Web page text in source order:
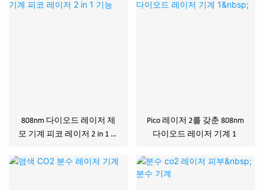
808nm 다이오드 레이저 제
모 기계 피코 레이저 2 in 1 기
Pico 레이저 2를 갖춘 808nm
다이오드 레이저 기계 1